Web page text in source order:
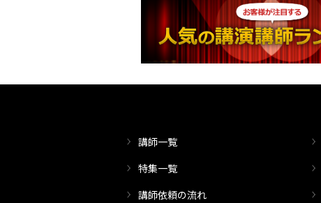
講師一覧
特集一覧
講師依頼の流れ